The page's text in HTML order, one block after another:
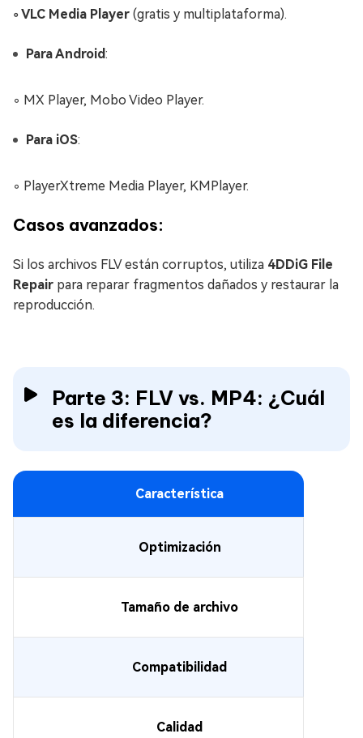
◦ VLC Media Player (gratis y multiplataforma).
Para Android:
◦ MX Player, Mobo Video Player.
Para iOS:
◦ PlayerXtreme Media Player, KMPlayer.
Casos avanzados:
Si los archivos FLV están corruptos, utiliza 4DDiG File
Repair para reparar fragmentos dañados y restaurar la
reproducción.
Parte 3: FLV vs. MP4: ¿Cuál
es la diferencia?
Característica
Optimización
Tamaño de archivo
Compatibilidad
Calidad